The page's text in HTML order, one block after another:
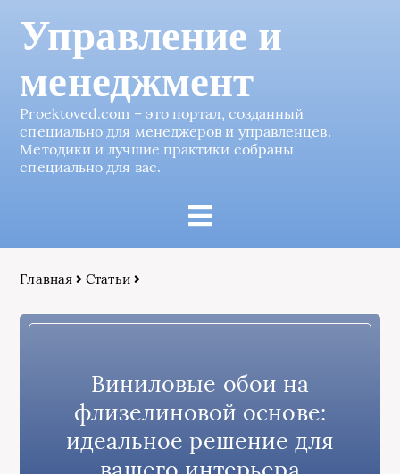
Управление и
менеджмент
Proektoved.com – это портал, созданный
специально для менеджеров и управленцев.
Методики и лучшие практики собраны
специально для вас.
Главная Статьи
Виниловые обои на
флизелиновой основе:
идеальное решение для